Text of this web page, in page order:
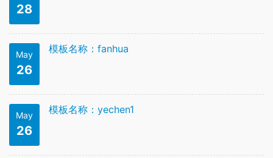
28
May
26
模板名称：fanhua
May
26
模板名称：yechen1